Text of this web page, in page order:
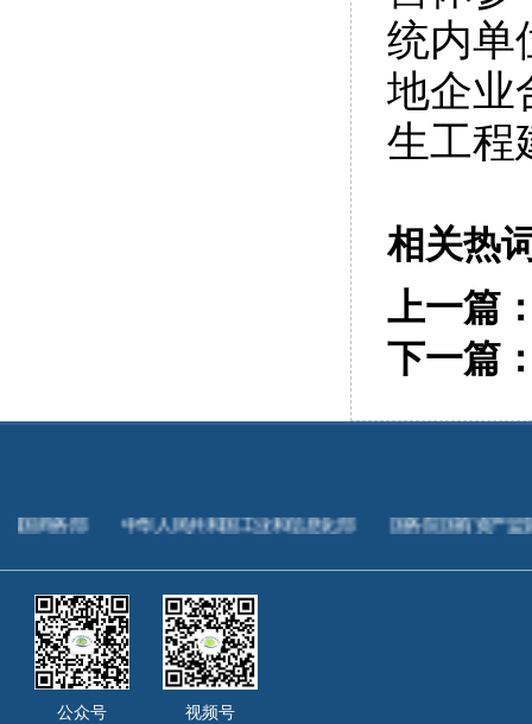
统内单
地企业
生工程
相关热
上一篇
下一篇
中华人民共和国工业和信息化部 国务院国有资产监督管理委员
公众号 视频号